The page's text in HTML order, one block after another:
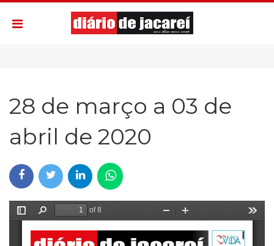
28 de março a 03 de
abril de 2020